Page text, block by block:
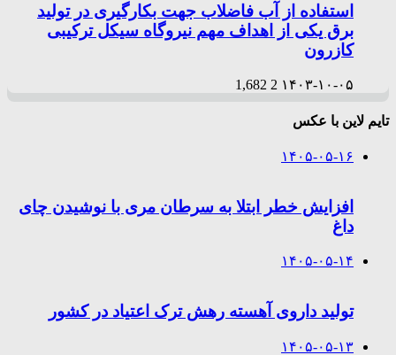
استفاده از آب فاضلاب جهت بکارگیری در تولید
برق یکی از اهداف مهم نیروگاه سیکل ترکیبی
کازرون
۱۴۰۳-۱۰-۰۵ 2
1,682
تایم لاین با عکس
۱۴۰۵-۰۵-۱۶
افزایش خطر ابتلا به سرطان مری با نوشیدن چای
داغ
۱۴۰۵-۰۵-۱۴
تولید داروی آهسته رهش ترک اعتیاد در کشور
۱۴۰۵-۰۵-۱۳